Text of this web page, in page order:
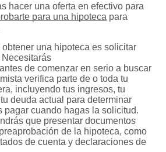
hacer una oferta en efectivo para
para una hipoteca para
una hipoteca es solicitar
antes de comenzar en serio a buscar
verifica parte de o toda tu
incluyendo tus ingresos, tu
deuda actual para determinar
pagar cuando hagas la solicitud.
que presentar documentos
de la hipoteca, como
de cuenta y declaraciones de